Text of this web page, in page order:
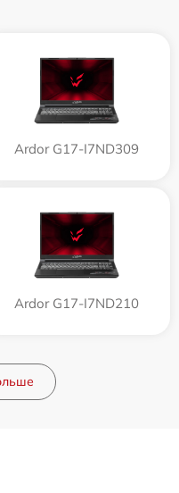
Ardor G17-I7ND309
Ardor G17-I7ND210